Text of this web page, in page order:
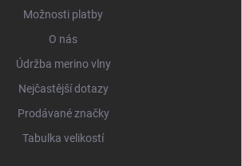
Možnosti platby
O nás
Údržba merino vlny
Nejčastější dotazy
Prodávané značky
Tabulka velikostí